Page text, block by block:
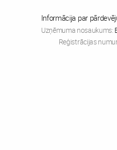
Informācija par
Uzņēmuma nosaukums:
Reģistrācijas